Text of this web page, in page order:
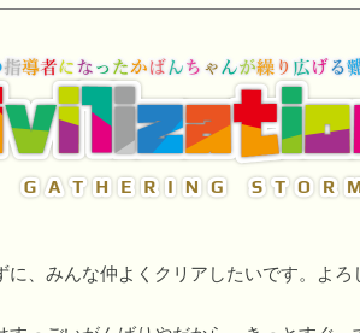
に、みんな仲よくクリアしたいです。よろ